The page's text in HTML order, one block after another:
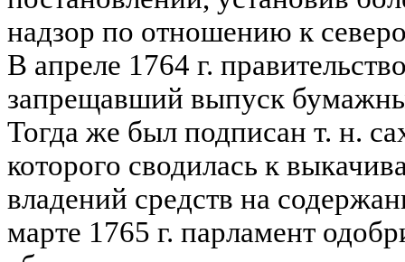
надзор по отношению к
В апреле 1764 г.
запрещавший выпуск
Тогда же был подписан т. н.
которого сводилась к
владений средств на
марте 1765 г. парламент